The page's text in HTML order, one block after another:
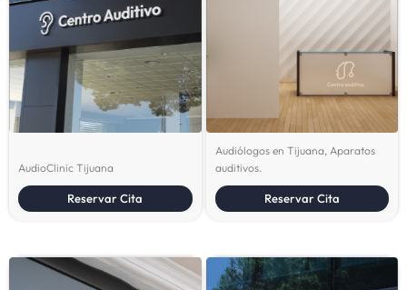
AudioClinic Tijuana
Reservar Cita
Audiólogos en Tijuana, Aparatos
auditivos.
Reservar Cita